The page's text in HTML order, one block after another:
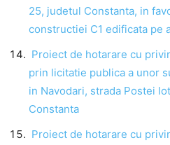
25, judetul Constanta, in
constructiei C1 edificata pe
Proiect de hotarare cu
prin licitatie publica a unor
in Navodari, strada Postei
Constanta
Proiect de hotarare cu